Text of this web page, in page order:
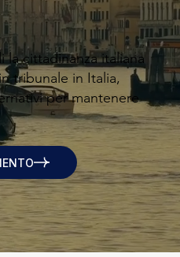
la cittadinanza italiana
tribunale in Italia,
per mantenere